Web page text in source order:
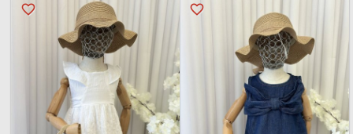
favorite_border
favorite_border